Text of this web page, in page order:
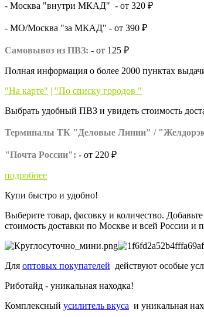
- Москва "внутри МКАД" - от 320 ₽
- МО/Москва "за МКАД" - от 390 ₽
Самовывоз из ПВЗ: - от 125 ₽
Полная информация о более 2000 пунктах
"На карте" | "По списку городов "
Выбрать удобный ПВЗ и увидеть стоимость
Терминалы ТК "Деловые Линии" /
"Почта России": - от 220 ₽
подробнее
Купи быстро и удобно!
Выберите товар, фасовку и количество.
стоимость доставки по Москве и всей России и
Для оптовых покупателей действуют особые
Риботайд - уникальная находка!
Комплексный усилитель вкуса и уникальная